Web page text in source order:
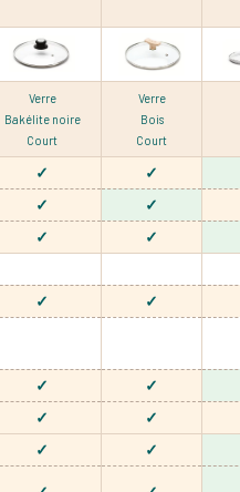
Verre
Bakélite noire
Court
Verre
Bois
Court